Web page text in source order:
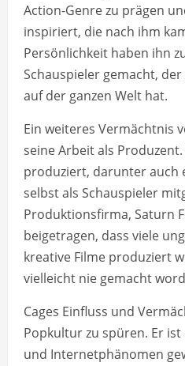
Action-Genre zu prägen
inspiriert, die nach ihm
Persönlichkeit haben ihn
Schauspieler gemacht,
auf der ganzen Welt hat.
Ein weiteres Vermächtnis
seine Arbeit als
produziert, darunter auch
selbst als Schauspieler
Produktionsfirma, Saturn
beigetragen, dass viele
kreative Filme produziert
vielleicht nie gemacht
Cages Einfluss und
Popkultur zu spüren. Er
und Internetphänomen